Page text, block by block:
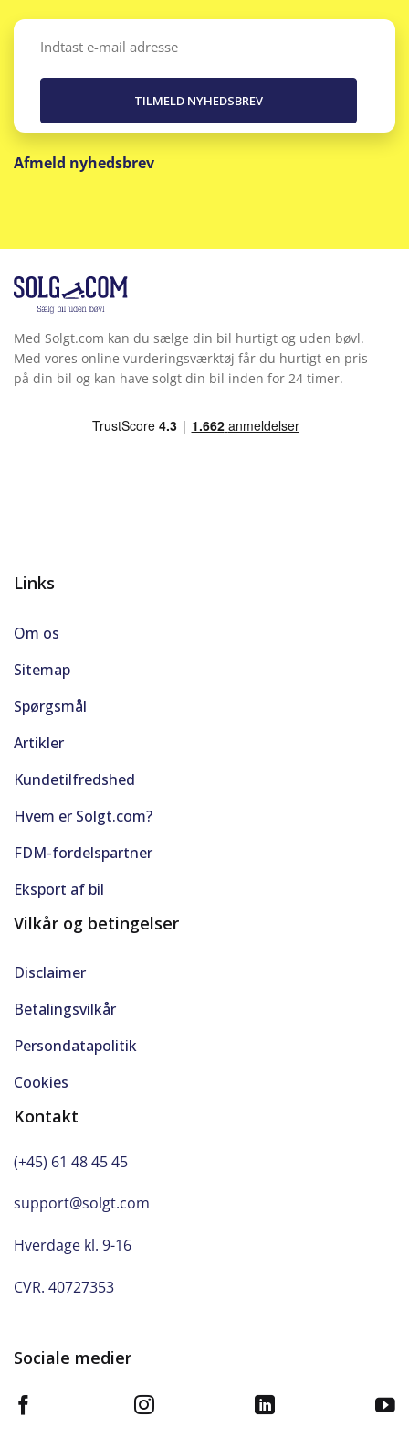
Email
Afmeld nyhedsbrev
Med Solgt.com kan du sælge din bil hurtigt og uden bøvl.
Med vores online vurderingsværktøj får du hurtigt en pris
på din bil og kan have solgt din bil inden for 24 timer.
Links
Om os
Sitemap
Spørgsmål
Artikler
Kundetilfredshed
Hvem er Solgt.com?
FDM-fordelspartner
Eksport af bil
Vilkår og betingelser
Disclaimer
Betalingsvilkår
Persondatapolitik
Cookies
Kontakt
(+45) 61 48 45 45
support@solgt.com
Hverdage kl. 9-16
CVR. 40727353
Sociale medier